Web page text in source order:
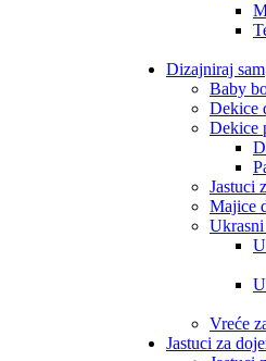
Dizajniraj sam
Baby
Dekice
Dekice
Jastuci
Majice
Vreće
Jastuci za